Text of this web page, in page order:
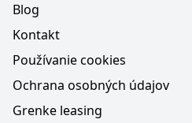
Blog
Kontakt
Používanie cookies
Ochrana osobných údajov
Grenke leasing